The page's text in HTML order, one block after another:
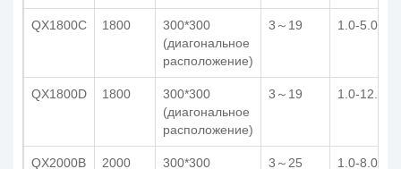
QX1800C 1800
300*300
(диагональное
расположение)
3～19 1.0-5.0
QX1800D 1800
300*300
(диагональное
расположение)
3～19 1.0-12.0
QX2000B 2000
300*300
3～25 1.0-8.0